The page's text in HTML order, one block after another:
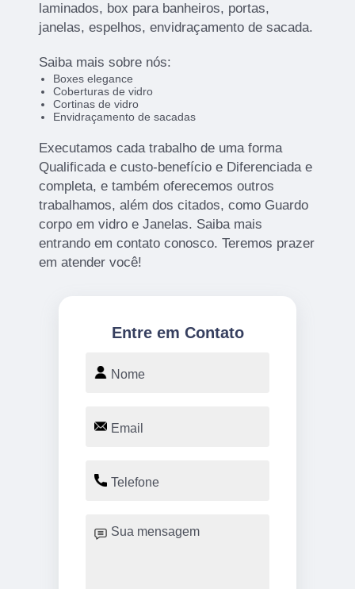
laminados, box para banheiros, portas,
janelas, espelhos, envidraçamento de sacada.
Saiba mais sobre nós:
Boxes elegance
Coberturas de vidro
Cortinas de vidro
Envidraçamento de sacadas
Executamos cada trabalho de uma forma
Qualificada e custo-benefício e Diferenciada e
completa, e também oferecemos outros
trabalhamos, além dos citados, como Guardo
corpo em vidro e Janelas. Saiba mais
entrando em contato conosco. Teremos prazer
em atender você!
Entre em Contato